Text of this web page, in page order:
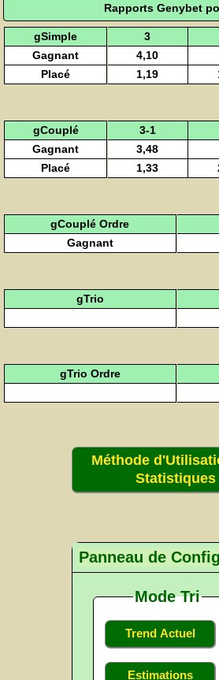
Rapports Genybet
gSimple 3
Gagnant
4,10
Placé
1,19
gCouplé 3-1
Gagnant
3,48
Placé
1,33
gCouplé Ordre
Gagnant
gTrio
gTrio Ordre
Méthode
Statistiques
Panneau de
Mode Tri
Trend Actuel
Estimations